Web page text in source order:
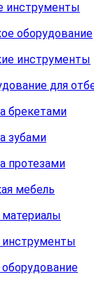
инструменты
оборудование
инструменты
для
брекетами
зубами
протезами
мебель
материалы
инструменты